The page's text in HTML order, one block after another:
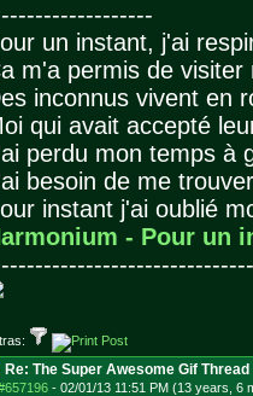
un instant, j'ai
m'a permis de visiter
inconnus vivent en
qui avait accepté
perdu mon temps à
besoin de me
instant j'ai oublié
- Pour un
Re: The Super Awesome Gif Thread
- 02/01/13 11:51 PM (13 years, 6